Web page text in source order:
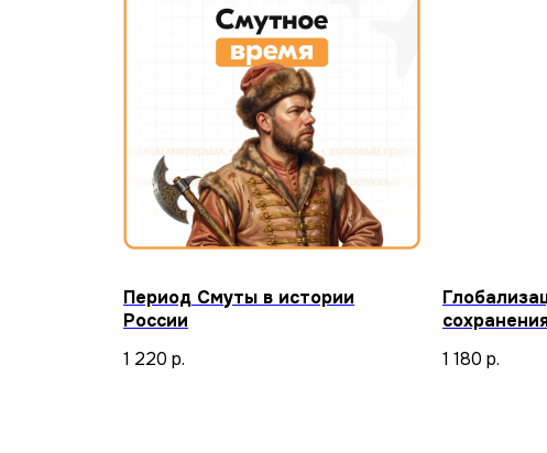
Период Смуты в истории
России
1 220 р. 1 180 р.